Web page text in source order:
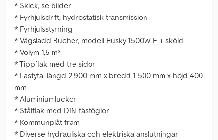
* Skick, se bilder
* Fyrhjulsdrift, hydrostatisk transmission
* Fyrhjulsstyrning
* Vägsladd Bucher, modell Husky 1500W E + sköld
* Volym 1,5 m³
* Tippflak med tre sidor
* Lastyta, längd 2 900 mm x bredd 1 500 mm x höjd 400
mm
* Aluminiumluckor
* Stålflak med DIN-fästöglor
* Kommunplåt fram
* Diverse hydrauliska och elektriska anslutningar